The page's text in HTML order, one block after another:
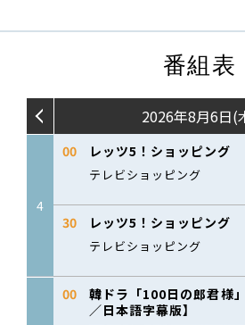
番組表